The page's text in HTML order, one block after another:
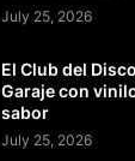
July 25, 2026
El Club del
Garaje con
sabor
July 25, 2026